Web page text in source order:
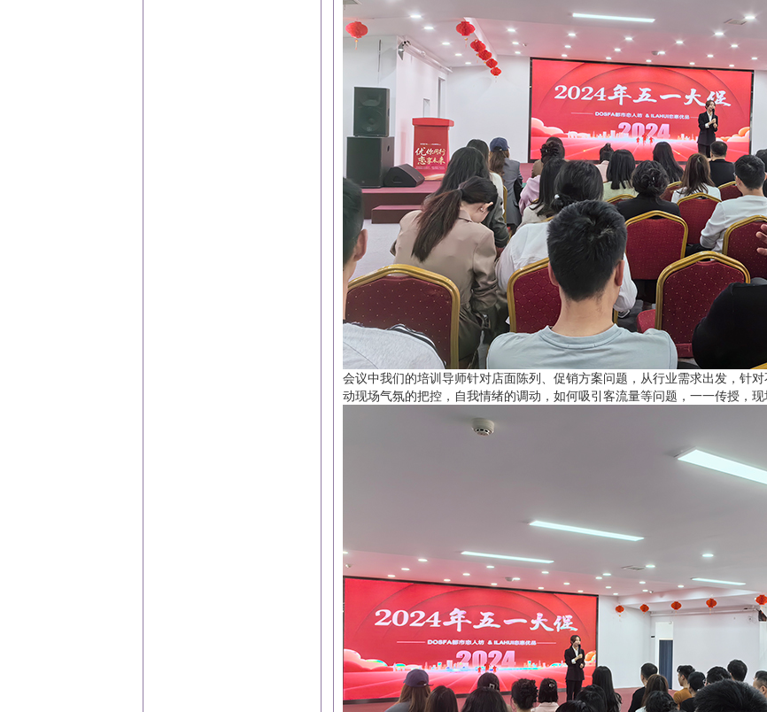
会议中我们的培训导师针对店面陈列、促销方案问题，从行业需求出发，针
动现场气氛的把控，自我情绪的调动，如何吸引客流量等问题，一一传授，现